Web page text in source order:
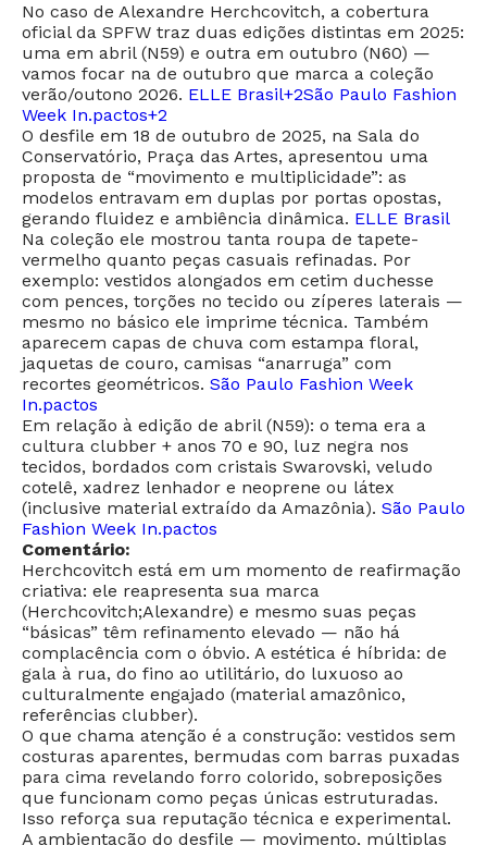
No caso de Alexandre Herchcovitch, a cobertura
oficial da SPFW traz duas edições distintas em 2025:
uma em abril (N59) e outra em outubro (N60) —
vamos focar na de outubro que marca a coleção
verão/outono 2026. ELLE Brasil+2São Paulo Fashion
Week In.pactos+2
O desfile em 18 de outubro de 2025, na Sala do
Conservatório, Praça das Artes, apresentou uma
proposta de “movimento e multiplicidade”: as
modelos entravam em duplas por portas opostas,
gerando fluidez e ambiência dinâmica. ELLE Brasil
Na coleção ele mostrou tanta roupa de tapete-
vermelho quanto peças casuais refinadas. Por
exemplo: vestidos alongados em cetim duchesse
com pences, torções no tecido ou zíperes laterais —
mesmo no básico ele imprime técnica. Também
aparecem capas de chuva com estampa floral,
jaquetas de couro, camisas “anarruga” com
recortes geométricos. São Paulo Fashion Week
In.pactos
Em relação à edição de abril (N59): o tema era a
cultura clubber + anos 70 e 90, luz negra nos
tecidos, bordados com cristais Swarovski, veludo
cotelê, xadrez lenhador e neoprene ou látex
(inclusive material extraído da Amazônia). São Paulo
Fashion Week In.pactos
Comentário:
Herchcovitch está em um momento de reafirmação
criativa: ele reapresenta sua marca
(Herchcovitch;Alexandre) e mesmo suas peças
“básicas” têm refinamento elevado — não há
complacência com o óbvio. A estética é híbrida: de
gala à rua, do fino ao utilitário, do luxuoso ao
culturalmente engajado (material amazônico,
referências clubber).
O que chama atenção é a construção: vestidos sem
costuras aparentes, bermudas com barras puxadas
para cima revelando forro colorido, sobreposições
que funcionam como peças únicas estruturadas.
Isso reforça sua reputação técnica e experimental.
A ambientação do desfile — movimento, múltiplas